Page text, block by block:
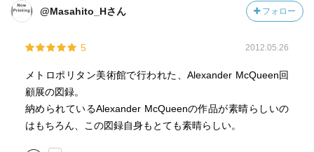
@Masahito_Hさん フォロー
5 2012.05.26
メトロポリタン美術館で行われた、Alexander McQueen回
顧展の図録。
納められているAlexander McQueenの作品が素晴らしいの
はもちろん、この図録自身もとても素晴らしい。